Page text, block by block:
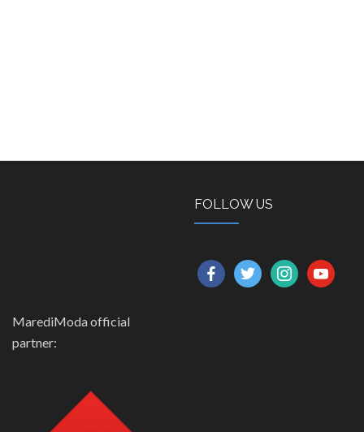
FOLLOW US
facebooktwitterinstagramyoutube
MarediModa official
partner: